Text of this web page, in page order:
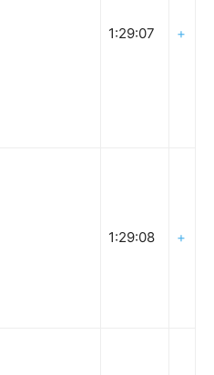
1:29:07 +
1:29:08 +